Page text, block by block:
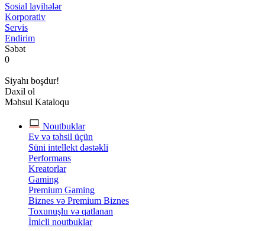
Sosial layihələr
Korporativ
Servis
Endirim
Səbət
0
Siyahı boşdur!
Daxil ol
Məhsul Kataloqu
Noutbuklar
Ev və təhsil üçün
Süni intellekt dəstəkli
Performans
Kreatorlar
Gaming
Premium Gaming
Biznes və Premium Biznes
Toxunuşlu və qatlanan
İmicli noutbuklar